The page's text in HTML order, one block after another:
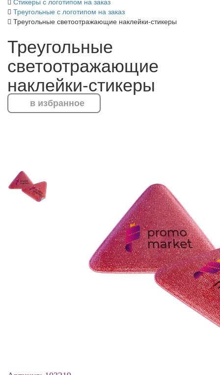
Треугольные с логотипом на заказ
Треугольные светоотражающие наклейки-стикеры
Треугольные
светоотражающие
наклейки-стикеры
в избранное